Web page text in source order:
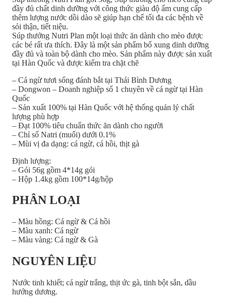
đầy đủ chất dinh dưỡng với công thức giàu độ ẩm cung cấp
thêm lượng nước dồi dào sẽ giúp hạn chế tối đa các bệnh về
sỏi thận, tiết niệu.
Súp thưởng Nutri Plan một loại thức ăn dành cho mèo được
các bé rất ưa thích. Đây là một sản phẩm bổ xung dinh dưỡng
đầy đủ và toàn bộ dành cho mèo. Sản phẩm này được sản xuất
tại Hàn Quốc và được kiểm tra chặt chẽ
– Cá ngừ tươi sống đánh bắt tại Thái Bình Dương
– Dongwon – Doanh nghiệp số 1 chuyên về cá ngừ tại Hàn
Quốc
– Sản xuất 100% tại Hàn Quốc với hệ thống quản lý chất
lượng phù hợp
– Đạt 100% tiêu chuẩn thức ăn dành cho người
– Chỉ số Natri (muối) dưới 0.1%
– Mùi vị đa dạng: cá ngừ, cá hồi, thịt gà
Định lượng:
– Gói 56g gồm 4*14g gói
– Hộp 1.4kg gồm 100*14g/hộp
PHÂN LOẠI
– Màu hồng: Cá ngừ & Cá hồi
– Màu xanh: Cá ngừ
– Màu vàng: Cá ngừ & Gà
NGUYÊN LIỆU
Nước tinh khiết; cá ngừ trắng, thịt ức gà, tinh bột sắn, dầu
hướng dương.